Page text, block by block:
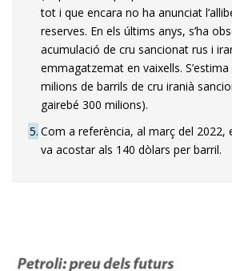
tot i que encara no ha anunciat
reserves. En els últims anys, s’ha
acumulació de cru sancionat rus i
emmagatzemat en vaixells.
milions de barrils de cru iranià
gairebé 300 milions).
5 Com a referència, al març del 2022,
va acostar als 140 dòlars per barril.